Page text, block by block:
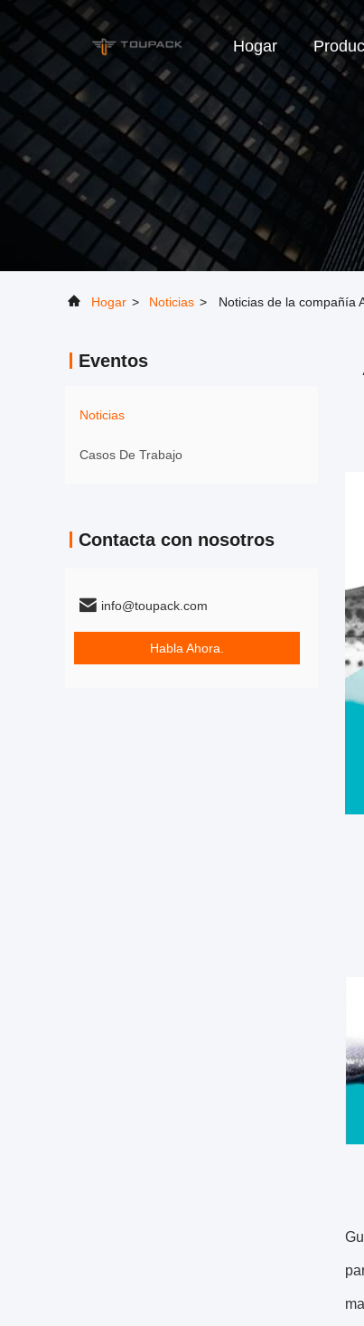
Hogar
Hogar > Noticias > Noticias de la compañía
Eventos
Noticias
Casos De Trabajo
Contacta con nosotros
info@toupack.com
Habla Ahora.